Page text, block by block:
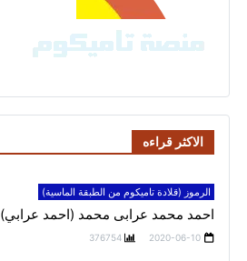
الاكثر قراءه
الرموز (قلادة تاميكوم من الطبقة الماسية)
احمد محمد عرابى محمد (احمد عرابي)
2020-06-10
376754